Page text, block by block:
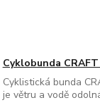
Cyklobunda
Cyklistická bunda
je větru a vodě